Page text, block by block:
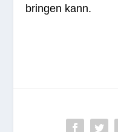
brin­gen kann.